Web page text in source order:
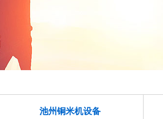
池州铜米机设备